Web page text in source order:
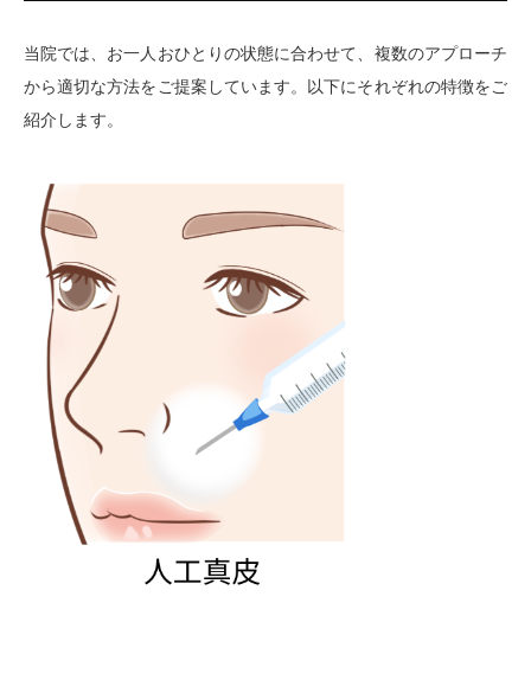
当院では、お一人おひとりの状態に合わせて、複数のアプローチ
から適切な方法をご提案しています。以下にそれぞれの特徴をご
紹介します。